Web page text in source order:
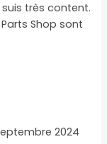
très content.
Shop sont
2024